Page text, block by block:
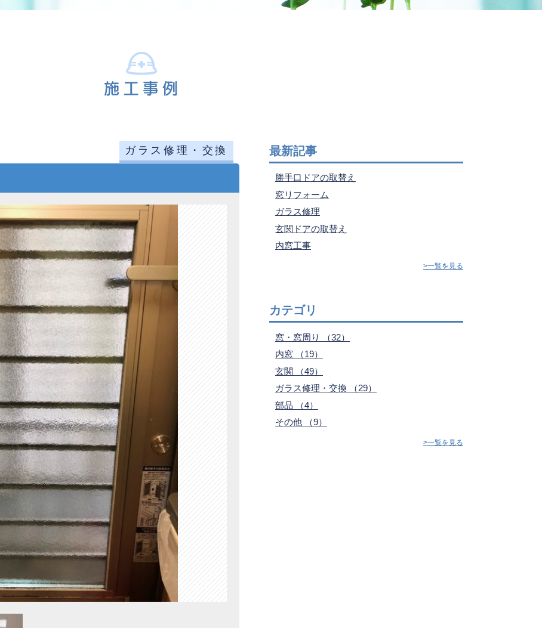
ガラス修理・交換 最新記事
勝手口ドアの取替え
窓リフォーム
ガラス修理
玄関ドアの取替え
内窓工事
>一覧を見る
カテゴリ
窓・窓周り （32）
内窓 （19）
玄関 （49）
ガラス修理・交換 （29）
部品 （4）
その他 （9）
>一覧を見る